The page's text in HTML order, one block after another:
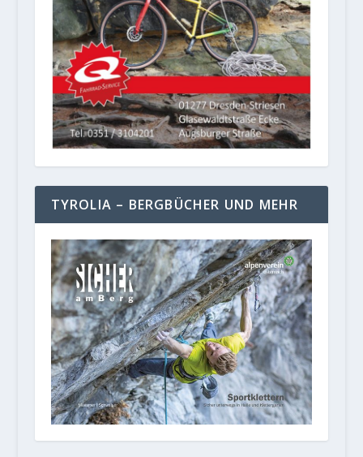
TYROLIA – BERGBÜCHER UND MEHR